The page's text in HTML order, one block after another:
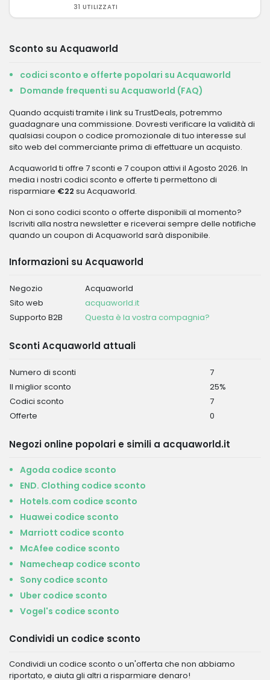
31 UTILIZZATI
Sconto su Acquaworld
codici sconto e offerte popolari su Acquaworld
Domande frequenti su Acquaworld (FAQ)
Quando acquisti tramite i link su TrustDeals, potremmo
guadagnare una commissione. Dovresti verificare la validità di
qualsiasi coupon o codice promozionale di tuo interesse sul
sito web del commerciante prima di effettuare un acquisto.
Acquaworld ti offre 7 sconti e 7 coupon attivi il Agosto 2026. In
media i nostri codici sconto e offerte ti permettono di
risparmiare €22 su Acquaworld.
Non ci sono codici sconto o offerte disponibili al momento?
Iscriviti alla nostra newsletter e riceverai sempre delle notifiche
quando un coupon di Acquaworld sarà disponibile.
Informazioni su Acquaworld
Negozio
Acquaworld
Sito web
acquaworld.it
Supporto B2B
Questa è la vostra compagnia?
Sconti Acquaworld attuali
Numero di sconti
7
Il miglior sconto
25%
Codici sconto
7
Offerte
0
Negozi online popolari e simili a acquaworld.it
Agoda codice sconto
END. Clothing codice sconto
Hotels.com codice sconto
Huawei codice sconto
Marriott codice sconto
McAfee codice sconto
Namecheap codice sconto
Sony codice sconto
Uber codice sconto
Vogel's codice sconto
Condividi un codice sconto
Condividi un codice sconto o un'offerta che non abbiamo
riportato, e aiuta gli altri a risparmiare denaro!